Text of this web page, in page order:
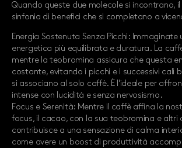
Quando queste due molecole si incontrano,
sinfonia di benefici che si completano a
Energia Sostenuta Senza Picchi: Immaginate
energetica più equilibrata e duratura. La
mentre la teobromina assicura che questa
costante, evitando i picchi e i successivi cali
si associano al solo caffè. È l'ideale per
intense con lucidità e senza nervosismo.
Focus e Serenità: Mentre il caffè affina la
focus, il cacao, con la sua teobromina e altri
contribuisce a una sensazione di calma
come avere un boost di produttività